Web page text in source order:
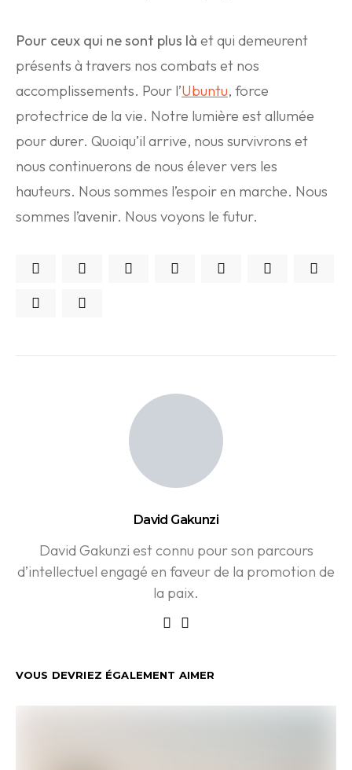
Pour ceux qui ne sont plus là et qui demeurent
présents à travers nos combats et nos
accomplissements. Pour l’Ubuntu, force
protectrice de la vie. Notre lumière est allumée
pour durer. Quoiqu’il arrive, nous survivrons et
nous continuerons de nous élever vers les
hauteurs. Nous sommes l’espoir en marche. Nous
sommes l’avenir. Nous voyons le futur.
David Gakunzi
David Gakunzi est connu pour son parcours
d’intellectuel engagé en faveur de la promotion de
la paix.
VOUS DEVRIEZ ÉGALEMENT AIMER